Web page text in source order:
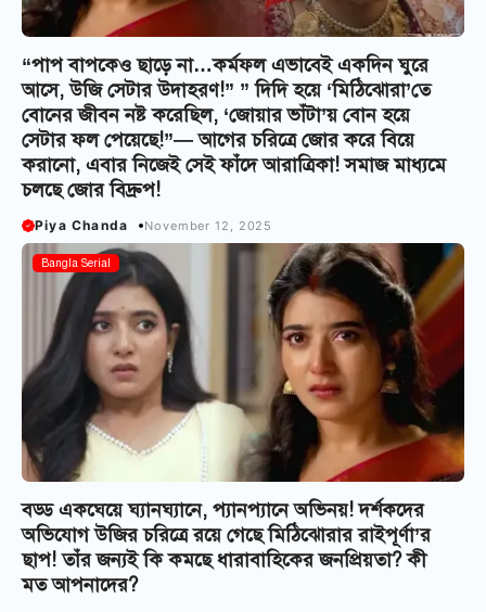
“পাপ বাপকেও ছাড়ে না…কর্মফল এভাবেই একদিন ঘুরে
আসে, উজি সেটার উদাহরণ!” ” দিদি হয়ে ‘মিঠিঝোরা’তে
বোনের জীবন নষ্ট করেছিল, ‘জোয়ার ভাঁটা’য় বোন হয়ে
সেটার ফল পেয়েছে!”— আগের চরিত্রে জোর করে বিয়ে
করানো, এবার নিজেই সেই ফাঁদে আরাত্রিকা! সমাজ মাধ্যমে
চলছে জোর বিদ্রুপ!
Piya Chanda November 12, 2025
Bangla Serial
বড্ড একঘেয়ে ঘ্যানঘ্যানে, প্যানপ্যানে অভিনয়! দর্শকদের
অভিযোগ উজির চরিত্রে রয়ে গেছে মিঠিঝোরার রাইপূর্ণা’র
ছাপ! তাঁর জন্যই কি কমছে ধারাবাহিকের জনপ্রিয়তা? কী
মত আপনাদের?